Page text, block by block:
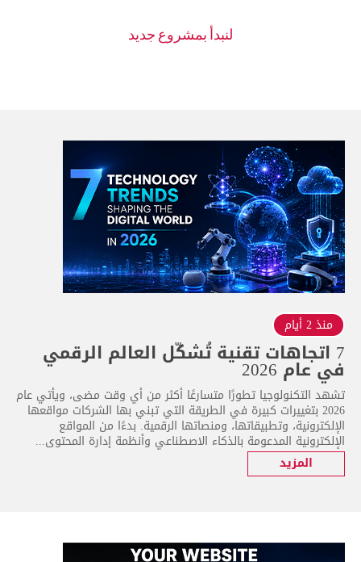
منذ 2 أيام
7 اتجاهات تقنية تُشكّل العالم الرقمي
في عام 2026
تشهد التكنولوجيا تطورًا متسارعًا أكثر من أي وقت مضى، ويأتي عام
2026 بتغييرات كبيرة في الطريقة التي تبني بها الشركات مواقعها
الإلكترونية، وتطبيقاتها، ومنصاتها الرقمية. بدءًا من المواقع
الإلكترونية المدعومة بالذكاء الاصطناعي وأنظمة إدارة المحتوى...
المزيد